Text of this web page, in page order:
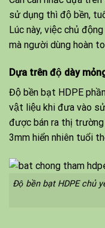
sử dụng thì độ bền,
Lúc này, việc chủ
mà người dùng hoàn
Dựa trên độ dày
Độ bền bạt HDPE
vật liệu khi đưa vào
được bán ra thị
3mm hiển nhiên tuổi
Độ bền bạt HDPE chủ